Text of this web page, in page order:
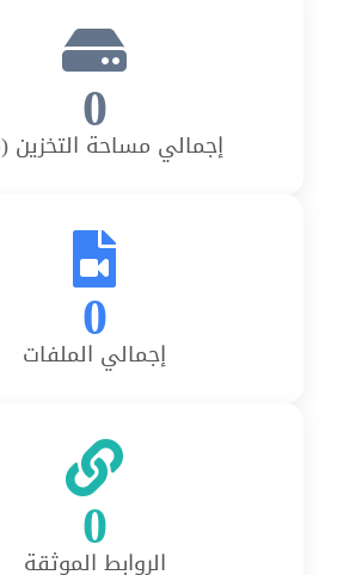
0
إجمالي مساحة التخزين (TB)
0
إجمالي الملفات
0
الروابط الموثقة